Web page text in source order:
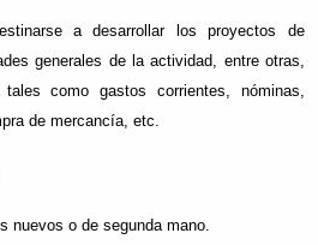
a desarrollar los proyectos de
generales de la actividad, entre otras,
como gastos corrientes, nóminas,
de mercancía, etc.
nuevos o de segunda mano.